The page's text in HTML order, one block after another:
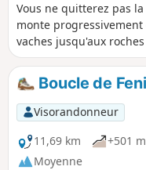
Vous ne quitterez pas
monte progressivement
vaches jusqu'aux
mal nommées Pic de
recommandée sur ce
balisage.Boucle de
Visorandonneur
11,69 km
+501 m
Moyenne